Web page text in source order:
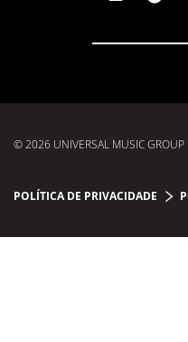
© 2026 UNIVERSAL MUSIC GROUP
POLÍTICA DE PRIVACIDADE